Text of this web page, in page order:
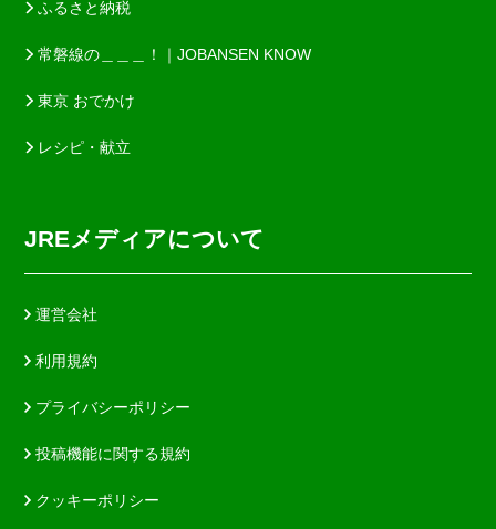
ふるさと納税
常磐線の＿＿＿！｜JOBANSEN KNOW
東京 おでかけ
レシピ・献立
JREメディアについて
運営会社
利用規約
プライバシーポリシー
投稿機能に関する規約
クッキーポリシー